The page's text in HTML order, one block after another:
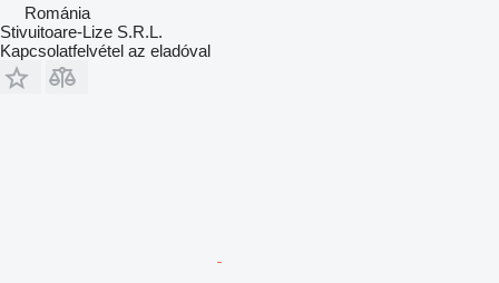
Románia
Stivuitoare-Lize S.R.L.
Kapcsolatfelvétel az eladóval